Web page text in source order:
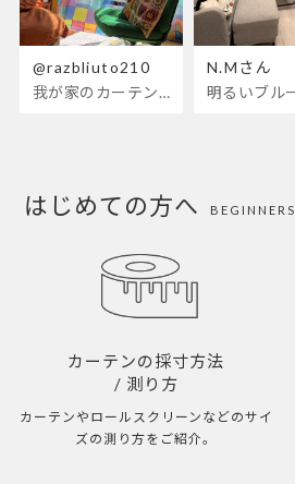
@razbliuto210
我が家のカーテンが新しくなりました🌼早起きが超絶苦手な私が、思わず朝カーテンを開けて光合成するようになったステンドグラスカーテン…！
N.Mさん
はじめての方へ BEGINNERS
カーテンの採寸方法
/ 測り方
カーテンやロールスクリーンなどのサイ
ズの測り方をご紹介。